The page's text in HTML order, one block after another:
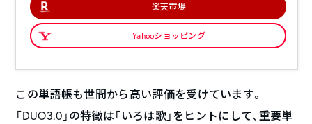
楽天市場
Yahooショッピング
この単語帳も世間から高い評価を受けています。
「DUO3.0」の特徴は「いろは歌」をヒントにして、重要単